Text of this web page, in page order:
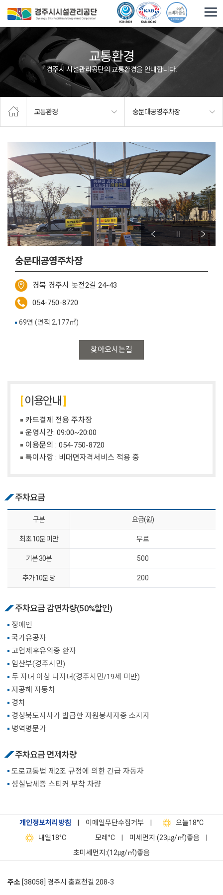
교통환경
경주시 시설관리공단의 교통환경을 안내합니다.
교통환경 숭문대공영주차장
숭문대공영주차장
경북 경주시 놋전2길 24-43
054-750-8720
찾아오시는길
69면 (면적 2,177㎡)
이용안내
카드결제 전용 주차장
운영시간: 09:00~20:00
이용문의 : 054-750-8720
특이사항 : 비대면자격서비스 적용 중
주차요금
구분 요금(원)
최초 10분 미만 무료
기본 30분 500
추가 10분 당 200
주차요금 감면차량(50%할인)
장애인
국가유공자
고엽제후유의증 환자
임산부(경주시민)
두 자녀 이상 다자녀(경주시민/19세 미만)
저공해 자동차
경차
경상북도지사가 발급한 자원봉사자증 소지자
병역명문가
주차요금 면제차량
도로교통법 제2조 규정에 의한 긴급 자동차
성실납세증 스티커 부착 차량
개인정보처리방침 이메일무단수집거부 오늘18°C
내일18°C 모레 °C 미세먼지:(23㎍/㎥)좋음
초미세먼지:(12㎍/㎥)좋음
주소 [38058] 경주시 충효천길 208-3